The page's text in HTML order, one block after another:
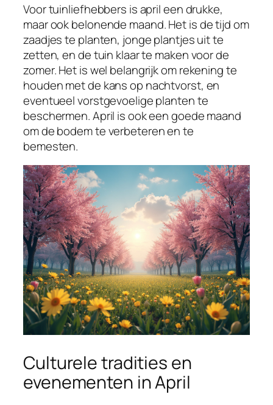
Voor tuinliefhebbers is april een drukke,
maar ook belonende maand. Het is de tijd om
zaadjes te planten, jonge plantjes uit te
zetten, en de tuin klaar te maken voor de
zomer. Het is wel belangrijk om rekening te
houden met de kans op nachtvorst, en
eventueel vorstgevoelige planten te
beschermen. April is ook een goede maand
om de bodem te verbeteren en te
bemesten.
Culturele tradities en
evenementen in April